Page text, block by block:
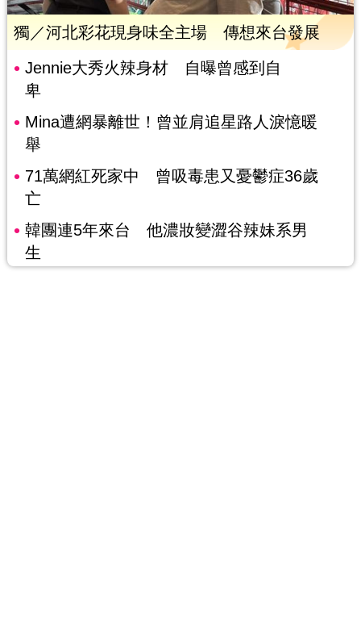
獨／河北彩花現身味全主場 傳想來台發展
Jennie大秀火辣身材 自曝曾感到自
卑
Mina遭網暴離世！曾並肩追星路人淚憶暖
舉
71萬網紅死家中 曾吸毒患又憂鬱症36歲
亡
韓團連5年來台 他濃妝變澀谷辣妹系男
生